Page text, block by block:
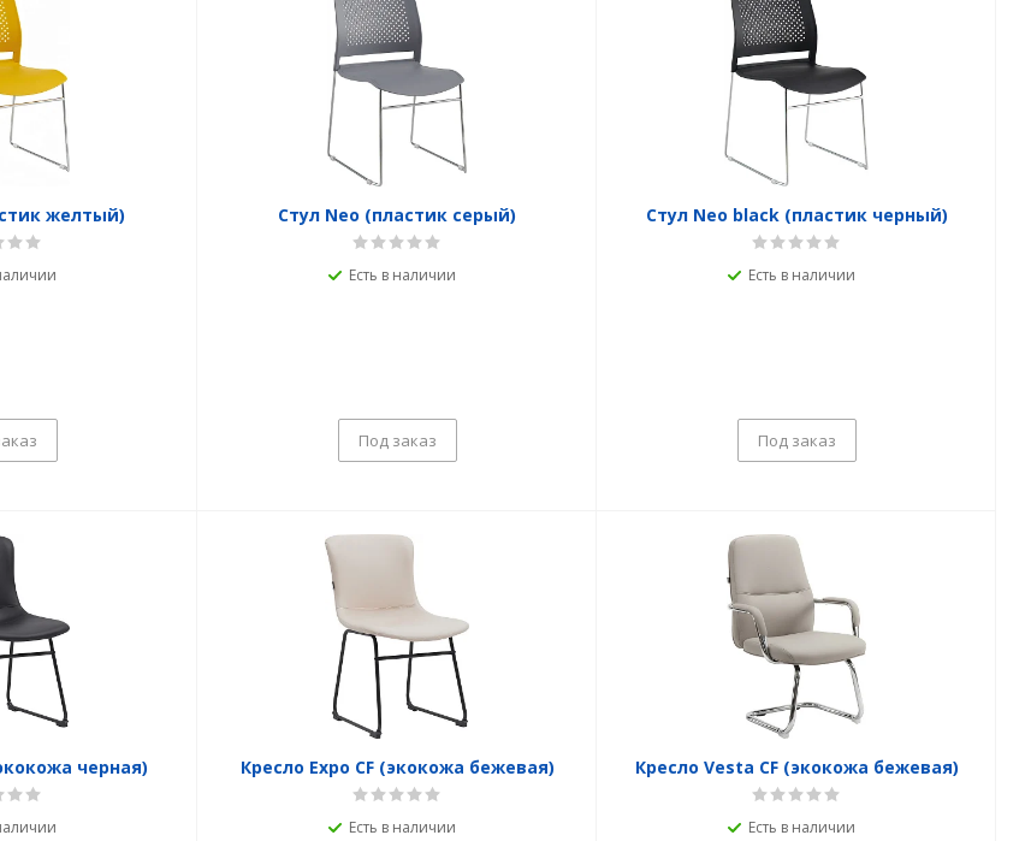
желтый) Стул Neo (пластик серый)
Есть в наличии
Под заказ
Стул Neo black (пластик черный)
Есть в наличии
Под заказ
черная) Кресло Expo CF (экокожа бежевая)
Есть в наличии
Кресло Vesta CF (экокожа бежевая)
Есть в наличии